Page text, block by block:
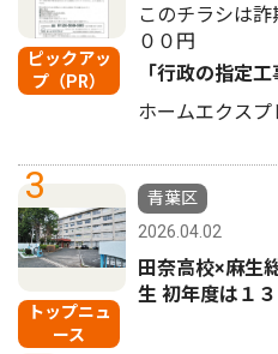
ピックアッ
プ（PR）
このチラシは
００円
「行政の指定
ホームエクス
3
トップニュ
ース
青葉区
2026.04.02
田奈高校×麻生
生 初年度は１